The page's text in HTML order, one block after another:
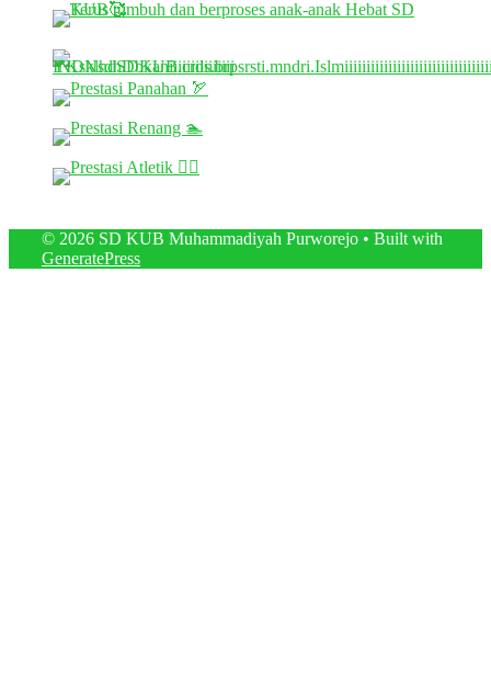
© 2026 SD KUB Muhammadiyah Purworejo • Built with
GeneratePress